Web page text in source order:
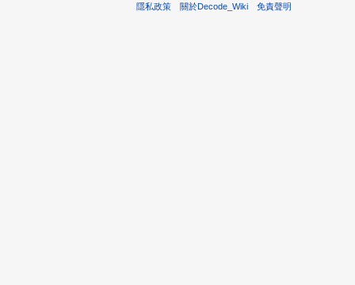
隱私政策 關於Decode_Wiki 免責聲明